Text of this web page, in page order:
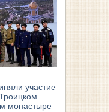
участие
монастыре